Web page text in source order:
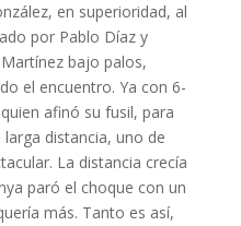
en superioridad, al
por Pablo Díaz y
bajo palos,
el encuentro. Ya con 6-
afinó su fusil, para
distancia, uno de
La distancia crecía
paró el choque con un
más. Tanto es así,